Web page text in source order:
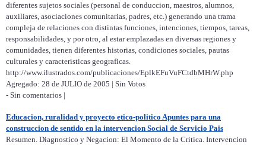
diferentes sujetos sociales (personal de conduccion, maestros, alumnos,
auxiliares, asociaciones comunitarias, padres, etc.) generando una trama
compleja de relaciones con distintas funciones, intenciones, tiempos, tareas,
responsabilidades, y por otro, al estar emplazadas en diversas regiones y
comunidades, tienen diferentes historias, condiciones sociales, pautas
culturales y caracteristicas geograficas.
http://www.ilustrados.com/publicaciones/EplkEFuVuFCtdbMHrW.php
Agregado: 28 de JULIO de 2005 | Sin Votos
- Sin comentarios |
Educacion, ruralidad y proyecto etico-politico Apuntes para una
construccion de sentido en la intervencion Social de Servicio Pais
Resumen. Diagnostico y Negacion: El Momento de la Critica. Intervencion